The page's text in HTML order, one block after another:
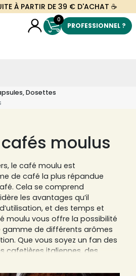
À PARTIR DE 39 € D'ACHAT ☕
0
PROFESSIONNEL ?
Dosettes
moulus
le café moulu est
de café la plus répandue
Cela se comprend
les avantages qu’il
et des temps et
moulu vous offre la possibilité
gamme de différents arômes
Que vous soyez un fan des
cafetières italiennes, des
connues sous le nom de
le café moulu est toujours